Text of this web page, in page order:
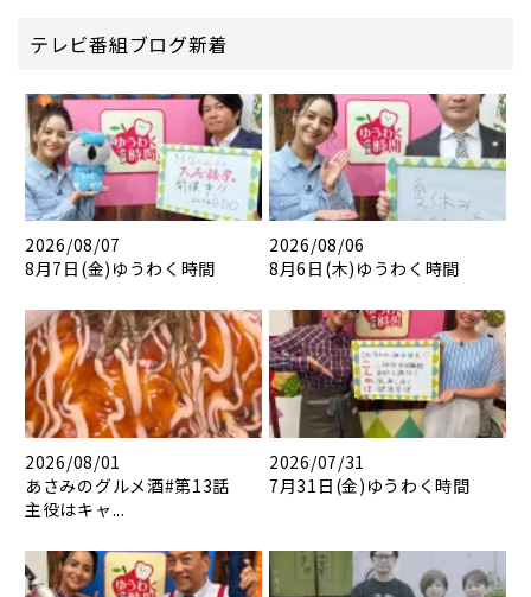
テレビ番組ブログ新着
2026/08/07
8月7日(金)ゆうわく時間
2026/08/06
8月6日(木)ゆうわく時間
2026/08/01
あさみのグルメ酒#第13話
主役はキャ...
2026/07/31
7月31日(金)ゆうわく時間